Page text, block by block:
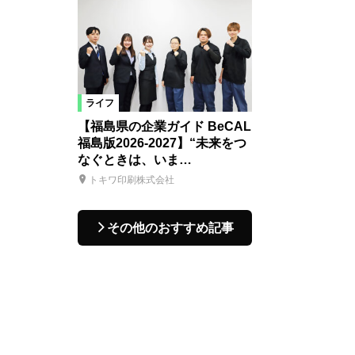
ライフ
【福島県の企業ガイド BeCAL
福島版2026-2027】“未来をつ
なぐときは、いま…
トキワ印刷株式会社
その他のおすすめ記事